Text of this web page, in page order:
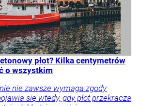
płot? Kilka centymetrów
o wszystkim
nie zawsze wymaga zgody
się wtedy, gdy płot przekracza